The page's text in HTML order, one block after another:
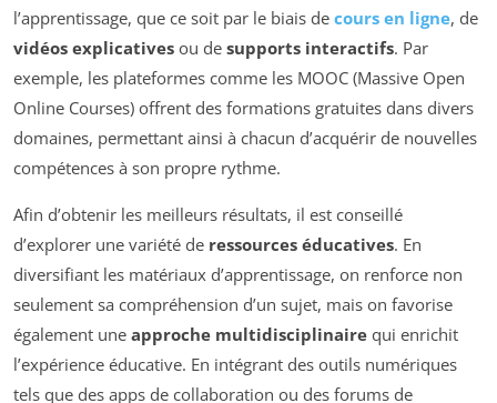
l’apprentissage, que ce soit par le biais de cours en ligne, de
vidéos explicatives ou de supports interactifs. Par
exemple, les plateformes comme les MOOC (Massive Open
Online Courses) offrent des formations gratuites dans divers
domaines, permettant ainsi à chacun d’acquérir de nouvelles
compétences à son propre rythme.
Afin d’obtenir les meilleurs résultats, il est conseillé
d’explorer une variété de ressources éducatives. En
diversifiant les matériaux d’apprentissage, on renforce non
seulement sa compréhension d’un sujet, mais on favorise
également une approche multidisciplinaire qui enrichit
l’expérience éducative. En intégrant des outils numériques
tels que des apps de collaboration ou des forums de